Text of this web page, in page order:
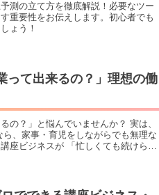
測の立て方を徹底解説！必要なツー
重要性をお伝えします。初心者でも
ょう！
って出来るの？」理想の働
の？」と悩んでいませんか？ 実は、
、家事・育児をしながらでも無理な
座ビジネスが 「忙しくても続けられ